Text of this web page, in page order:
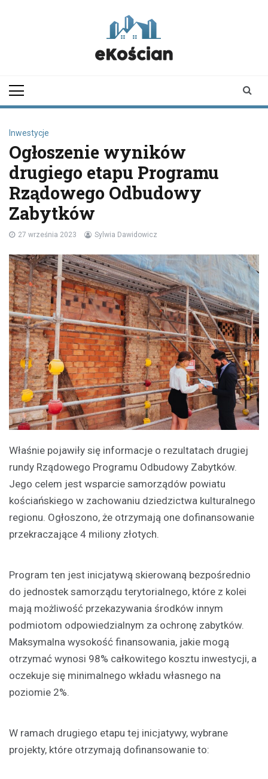
Inwestycje
Ogłoszenie wyników
drugiego etapu Programu
Rządowego Odbudowy
Zabytków
27 września 2023 Sylwia Dawidowicz
Właśnie pojawiły się informacje o rezultatach drugiej
rundy Rządowego Programu Odbudowy Zabytków.
Jego celem jest wsparcie samorządów powiatu
kościańskiego w zachowaniu dziedzictwa kulturalnego
regionu. Ogłoszono, że otrzymają one dofinansowanie
przekraczające 4 miliony złotych.
Program ten jest inicjatywą skierowaną bezpośrednio
do jednostek samorządu terytorialnego, które z kolei
mają możliwość przekazywania środków innym
podmiotom odpowiedzialnym za ochronę zabytków.
Maksymalna wysokość finansowania, jakie mogą
otrzymać wynosi 98% całkowitego kosztu inwestycji, a
oczekuje się minimalnego wkładu własnego na
poziomie 2%.
W ramach drugiego etapu tej inicjatywy, wybrane
projekty, które otrzymają dofinansowanie to: